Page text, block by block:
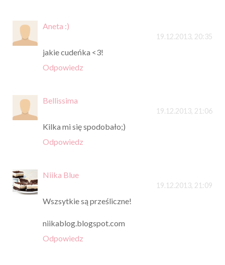
Aneta :)
19.12.2013, 20:35
jakie cudeńka <3!
Odpowiedz
Bellissima
19.12.2013, 21:06
Kilka mi się spodobało;)
Odpowiedz
Niika Blue
19.12.2013, 21:09
Wszsytkie są prześliczne!
niikablog.blogspot.com
Odpowiedz